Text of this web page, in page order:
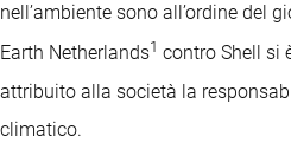
nell’ambiente sono all’ordine del
Earth Netherlands1 contro Shell si
attribuito alla società la
climatico.